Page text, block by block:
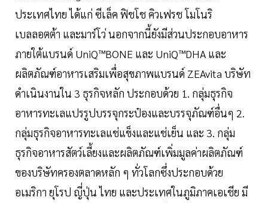
ประเทศไทย ได้แก่ ซีเล็ค ฟิชโช คิวเฟรช โมโนริ
เบลลอตต้า และมาร์โว่ นอกจากนี้ยังมีส่วนประกอบอาหาร
ภายใต้แบรนด์ UniQ™BONE และ UniQ™DHA และ
ผลิตภัณฑ์อาหารเสริมเพื่อสุขภาพแบรนด์ ZEAvita บริษัท
ดำเนินงานใน 3 ธุรกิจหลัก ประกอบด้วย 1. กลุ่มธุรกิจ
อาหารทะเลแปรรูปบรรจุกระป๋องและบรรจุภัณฑ์อื่นๆ 2.
กลุ่มธุรกิจอาหารทะเลแช่แข็งและแช่เย็น และ 3. กลุ่ม
ธุรกิจอาหารสัตว์เลี้ยงและผลิตภัณฑ์เพิ่มมูลค่าผลิตภัณฑ์
ของบริษัทครองตลาดหลัก ๆ ทั่วโลกซึ่งประกอบด้วย
อเมริกา ยุโรป ญี่ปุ่น ไทย และประเทศในภูมิภาคเอเชีย มี